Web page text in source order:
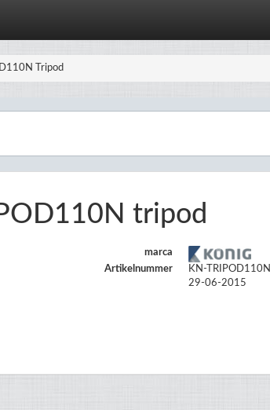
Tripod
tripod
marca
Artikelnummer
KN-TRIPOD110N
29-06-2015